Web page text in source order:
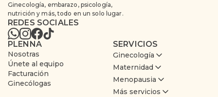
Ginecología, embarazo, psicología,
nutrición y más, todo en un solo lugar.
REDES SOCIALES
PLENNA
Nosotras
Únete al equipo
Facturación
Ginecólogas
SERVICIOS
Ginecología
Maternidad
Menopausia
Más servicios